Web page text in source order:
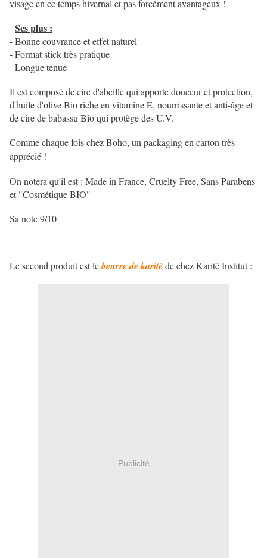
visage en ce temps hivernal et pas forcément avantageux !
Ses plus :
- Bonne couvrance et effet naturel
- Format stick très pratique
- Longue tenue
Il est composé de cire d'abeille qui apporte douceur et protection,
d'huile d'olive Bio riche en vitamine E, nourrissante et anti-âge et
de cire de babassu Bio qui protège des U.V.
Comme chaque fois chez Boho, un packaging en carton très
apprécié !
On notera qu'il est : Made in France, Cruelty Free, Sans Parabens
et "Cosmétique BIO"
Sa note 9/10
Le second produit est lebeurre de karitéde chez Karité Institut :
Publicité